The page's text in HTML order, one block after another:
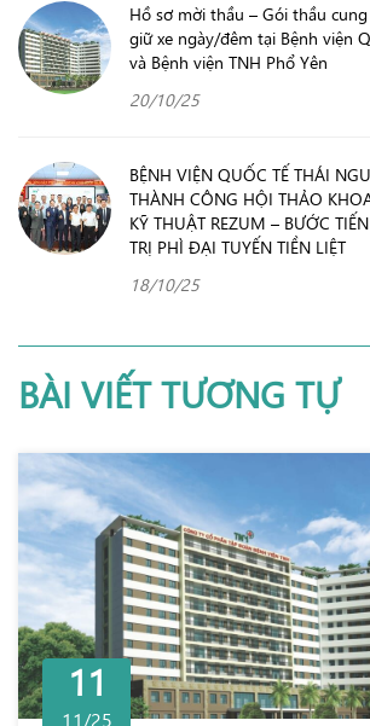
Hồ sơ mời thầu – Gói thầu
giữ xe ngày/đêm tại Bệnh viện
và Bệnh viện TNH Phổ Yên
20/10/25
BỆNH VIỆN QUỐC TẾ THÁI
THÀNH CÔNG HỘI THẢO
KỸ THUẬT REZUM – BƯỚC
TRỊ PHÌ ĐẠI TUYẾN TIỀN LIỆT
18/10/25
BÀI VIẾT TƯƠNG TỰ
11
11/25